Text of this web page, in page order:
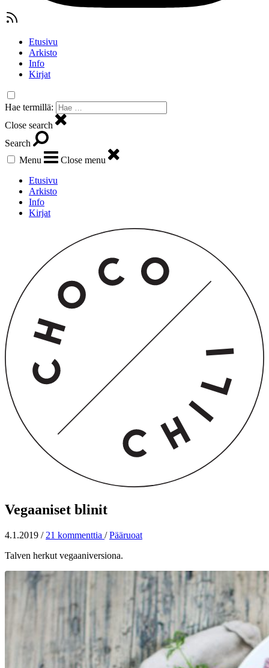
Etusivu
Arkisto
Info
Kirjat
Hae termillä:
Close search
Search
Menu
Close menu
Etusivu
Arkisto
Info
Kirjat
Vegaaniset blinit
4.1.2019 / 21 kommenttia / Pääruoat
Talven herkut vegaaniversiona.